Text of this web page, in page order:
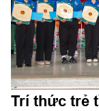
Trí thức trẻ